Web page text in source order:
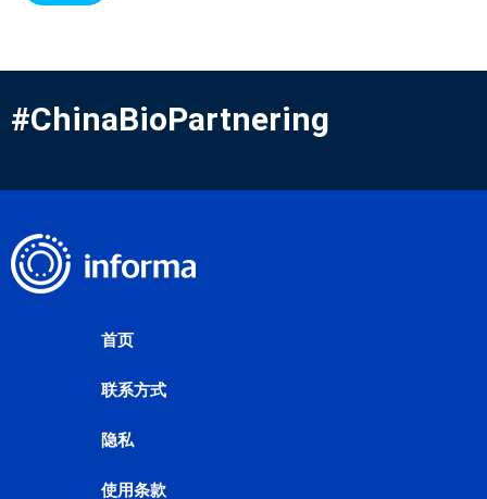
#ChinaBioPartnering
首页
联系方式
隐私
使用条款